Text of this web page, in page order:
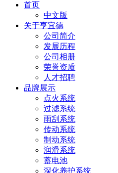
首页
中文版
关于亨宜德
公司简介
发展历程
公司相册
荣誉资质
人才招聘
品牌展示
点火系统
过滤系统
雨刮系统
传动系统
制动系统
润滑系统
蓄电池
深化养护系统